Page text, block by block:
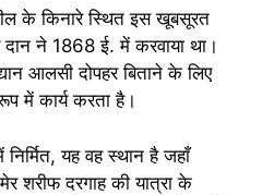
के किनारे स्थित इस खूबसूरत
दान ने 1868 ई. में करवाया था।
आलसी दोपहर बिताने के लिए
में कार्य करता है।
यह वह स्थान है जहाँ
दरगाह की यात्रा के